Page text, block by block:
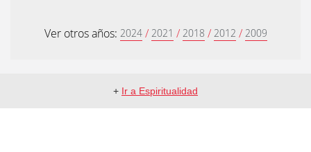
Ver otros años: 2024 / 2021 / 2018 / 2012 / 2009
+ Ir a Espiritualidad